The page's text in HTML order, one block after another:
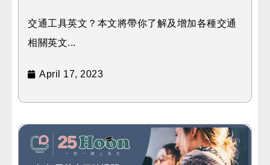
交通工具英文？本文將帶你了解及增加各種交通
相關英文...
April 17, 2023